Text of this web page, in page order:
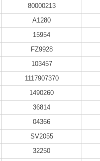
80000213
A1280
15954
FZ9928
103457
1117907370
1490260
36814
04366
SV2055
32250